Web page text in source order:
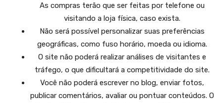
As compras terão que ser feitas por telefone ou
visitando a loja física, caso exista.
Não será possível personalizar suas preferências
geográficas, como fuso horário, moeda ou idioma.
O site não poderá realizar análises de visitantes e
tráfego, o que dificultará a competitividade do site.
Você não poderá escrever no blog, enviar fotos,
publicar comentários, avaliar ou pontuar conteúdos. O